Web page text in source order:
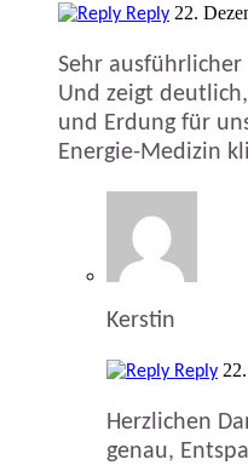
Reply 22.
Sehr
Und zeigt
und Erdung für
Energie-Medizin
Kerstin
Reply
Herzlichen
genau,